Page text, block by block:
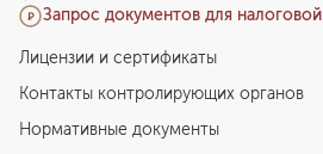
Запрос документов для налоговой
Лицензии и сертификаты
Контакты контролирующих органов
Нормативные документы